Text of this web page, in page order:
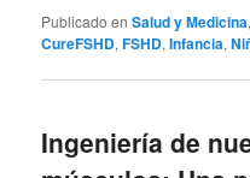
Publicado en Salud y Medicina
CureFSHD,FSHD,Infancia,
Ingeniería de